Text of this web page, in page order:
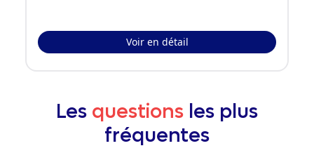
Voir en détail
Les questions les plus
fréquentes